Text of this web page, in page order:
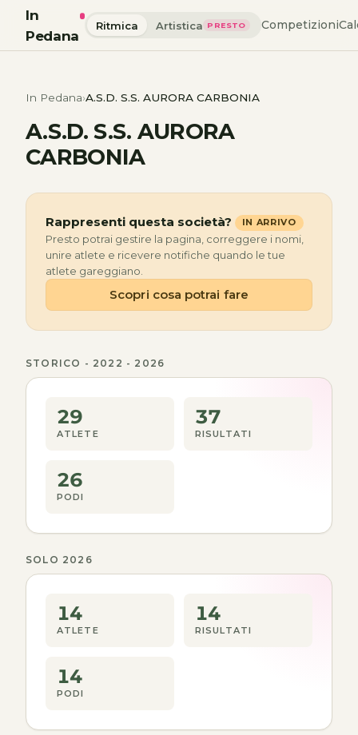
In
Pedana
Ritmica Artistica PRESTO Competizioni
In Pedana A.S.D. S.S. AURORA CARBONIA
A.S.D. S.S. AURORA
CARBONIA
Rappresenti questa società? IN ARRIVO
Presto potrai gestire la pagina, correggere i nomi,
unire atlete e ricevere notifiche quando le tue
atlete gareggiano.
Scopri cosa potrai fare
STORICO - 2022 - 2026
29
ATLETE
37
RISULTATI
26
PODI
SOLO 2026
14
ATLETE
14
RISULTATI
14
PODI